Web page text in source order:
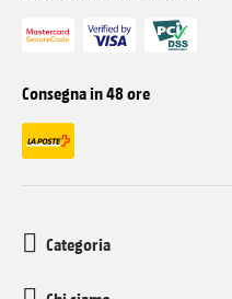
Consegna in 48 ore
Categoria